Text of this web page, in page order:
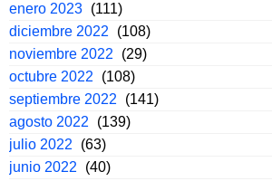
enero 2023 (111)
diciembre 2022
(108)
noviembre 2022
(29)
octubre 2022
(108)
septiembre 2022
(141)
agosto 2022
(139)
julio 2022
(63)
junio 2022
(40)